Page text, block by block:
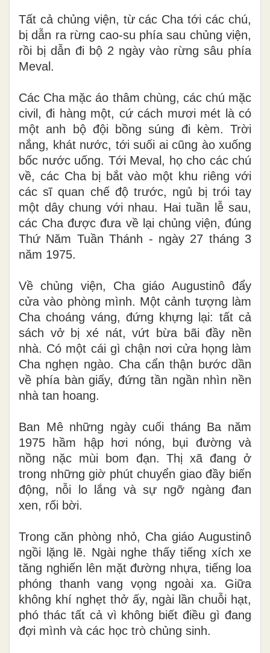
Tất cả chủng viện, từ các Cha tới các chú,
bị dẫn ra rừng cao-su phía sau chủng viện,
rồi bị dẫn đi bộ 2 ngày vào rừng sâu phía
Meval.
Các Cha mặc áo thâm chùng, các chú mặc
civil, đi hàng một, cứ cách mươi mét là có
một anh bộ đội bồng súng đi kèm. Trời
nắng, khát nước, tới suối ai cũng ào xuống
bốc nước uống. Tới Meval, họ cho các chú
về, các Cha bị bắt vào một khu riêng với
các sĩ quan chế độ trước, ngủ bị trói tay
một dây chung với nhau. Hai tuần lễ sau,
các Cha được đưa về lại chủng viện, đúng
Thứ Năm Tuần Thánh - ngày 27 tháng 3
năm 1975.
Về chủng viện, Cha giáo Augustinô đẩy
cửa vào phòng mình. Một cảnh tượng làm
Cha choáng váng, đứng khựng lại: tất cả
sách vở bị xé nát, vứt bừa bãi đầy nền
nhà. Có một cái gì chận nơi cửa họng làm
Cha nghẹn ngào. Cha cẩn thận bước dần
về phía bàn giấy, đứng tần ngần nhìn nền
nhà tan hoang.
Ban Mê những ngày cuối tháng Ba năm
1975 hầm hập hơi nóng, bụi đường và
nồng nặc mùi bom đạn. Thị xã đang ở
trong những giờ phút chuyển giao đầy biến
động, nỗi lo lắng và sự ngỡ ngàng đan
xen, rối bời.
Trong căn phòng nhỏ, Cha giáo Augustinô
ngồi lặng lẽ. Ngài nghe thấy tiếng xích xe
tăng nghiến lên mặt đường nhựa, tiếng loa
phóng thanh vang vọng ngoài xa. Giữa
không khí nghẹt thở ấy, ngài lần chuỗi hạt,
phó thác tất cả vì không biết điều gì đang
đợi mình và các học trò chủng sinh.